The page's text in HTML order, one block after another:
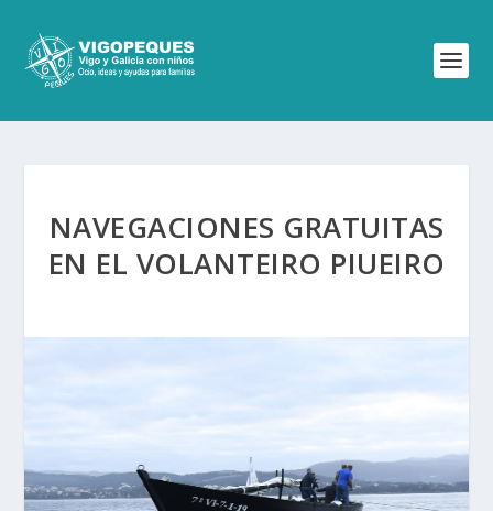
NAVEGACIONES GRATUITAS
EN EL VOLANTEIRO PIUEIRO